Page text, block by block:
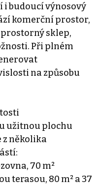
i budoucí výnosový
komerční prostor,
sklep,
Při plném
na způsobu
užitnou plochu
z několika
70 m²
terasou, 80 m² a 37